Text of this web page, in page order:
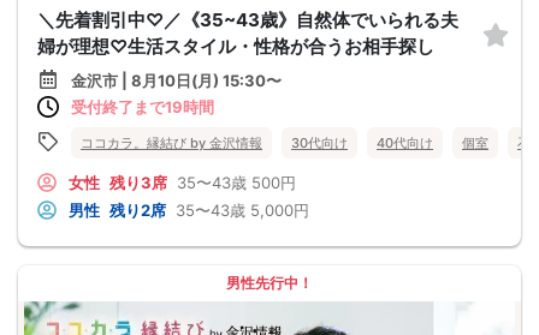
＼先着割引中♡／《35~43歳》自然体でいられる夫
婦が理想♡生活スタイル・性格が合うお相手探し
金沢市 | 8月10日(月) 15:30〜
受付終了まで19時間
ココカラ。縁結び by 金沢情報 30代向け 40代向け 個室 石
女性 残り3席 35〜43歳 500円
男性 残り2席 35〜43歳 5,000円
男性先行中！